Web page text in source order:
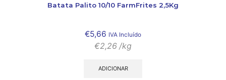
Batata Palito 10/10 FarmFrites 2,5Kg
€5,66 IVA Incluído
€2,26 /kg
ADICIONAR